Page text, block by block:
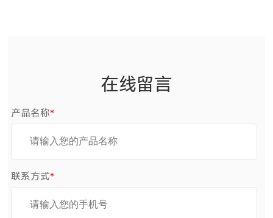
在线留言
产品名称*
联系方式*